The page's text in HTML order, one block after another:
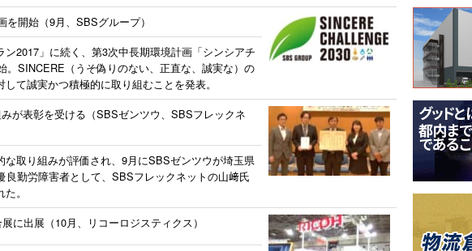
開始（9月、SBSグループ）
ン2017」に続く、第3次中長期環境計画「シンシアチ
。SINCERE（うそ偽りのない、正直な、誠実な）の
て誠実かつ積極的に取り組むことを発表。
が表彰を受ける（SBSゼンツウ、SBSフレックネ
な取り組みが評価され、9月にSBSゼンツウが埼玉県
良勤労障害者として、SBSフレックネットの山﨑氏
。
に出展（10月、リコーロジスティクス）